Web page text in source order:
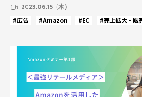
2023.06.15（木）
#広告 #Amazon #EC #売上拡大・販